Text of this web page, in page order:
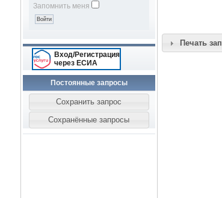
Запомнить меня
Вход/Регистрация
через ЕСИА
Постоянные запросы
Печать